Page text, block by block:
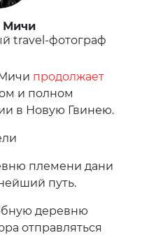
Мичи
travel-фотограф
продолжает
и полном
в Новую Гвинею.
племени дани
путь.
деревню
отправляться